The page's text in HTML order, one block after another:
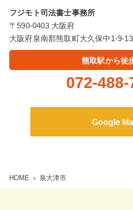
フジモト司法書士事務所
〒590-0403 大阪府
大阪府泉南郡熊取町大久保中1-9-13
熊取駅から徒
072-488-
Google
HOME 泉大津市